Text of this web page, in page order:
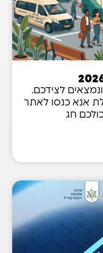
לצידכם.
אנא כנסו לאתר
חג